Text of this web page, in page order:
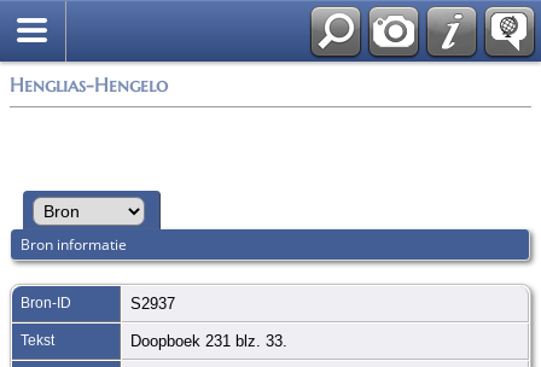
Henglias-Hengelo
Bron informatie
Bron-ID S2937
Tekst Doopboek 231 blz. 33.